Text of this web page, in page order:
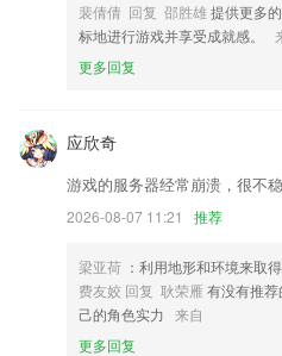
4.应用截图
5.不管是想让孩子开发乐感还是学习
教育软件。
天空体育中文版更新了什么?
优化编辑器文字输入
履约保证金优化，退保证金操作更方便
在此版本中新增了站点事件报警分析
MJPEG解码器支持GPU加速
修复设置图片条件拖影问题。
裴倩倩 回复 邵胜雄提供更多
标地进行游戏并享受成就感。
更多回复
应欣奇
游戏的服务器经常崩溃，很不
2026-08-07 11:21 推荐
梁亚荷 ：利用地形和环境来取
费友姣 回复 耿荣雁 有没有推
己的角色实力 来自
更多回复